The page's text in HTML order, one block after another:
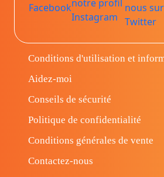
Conditions d'utilisation et
Aidez-moi
Conseils de sécurité
Politique de confidentialité
Conditions générales de vente
Contactez-nous